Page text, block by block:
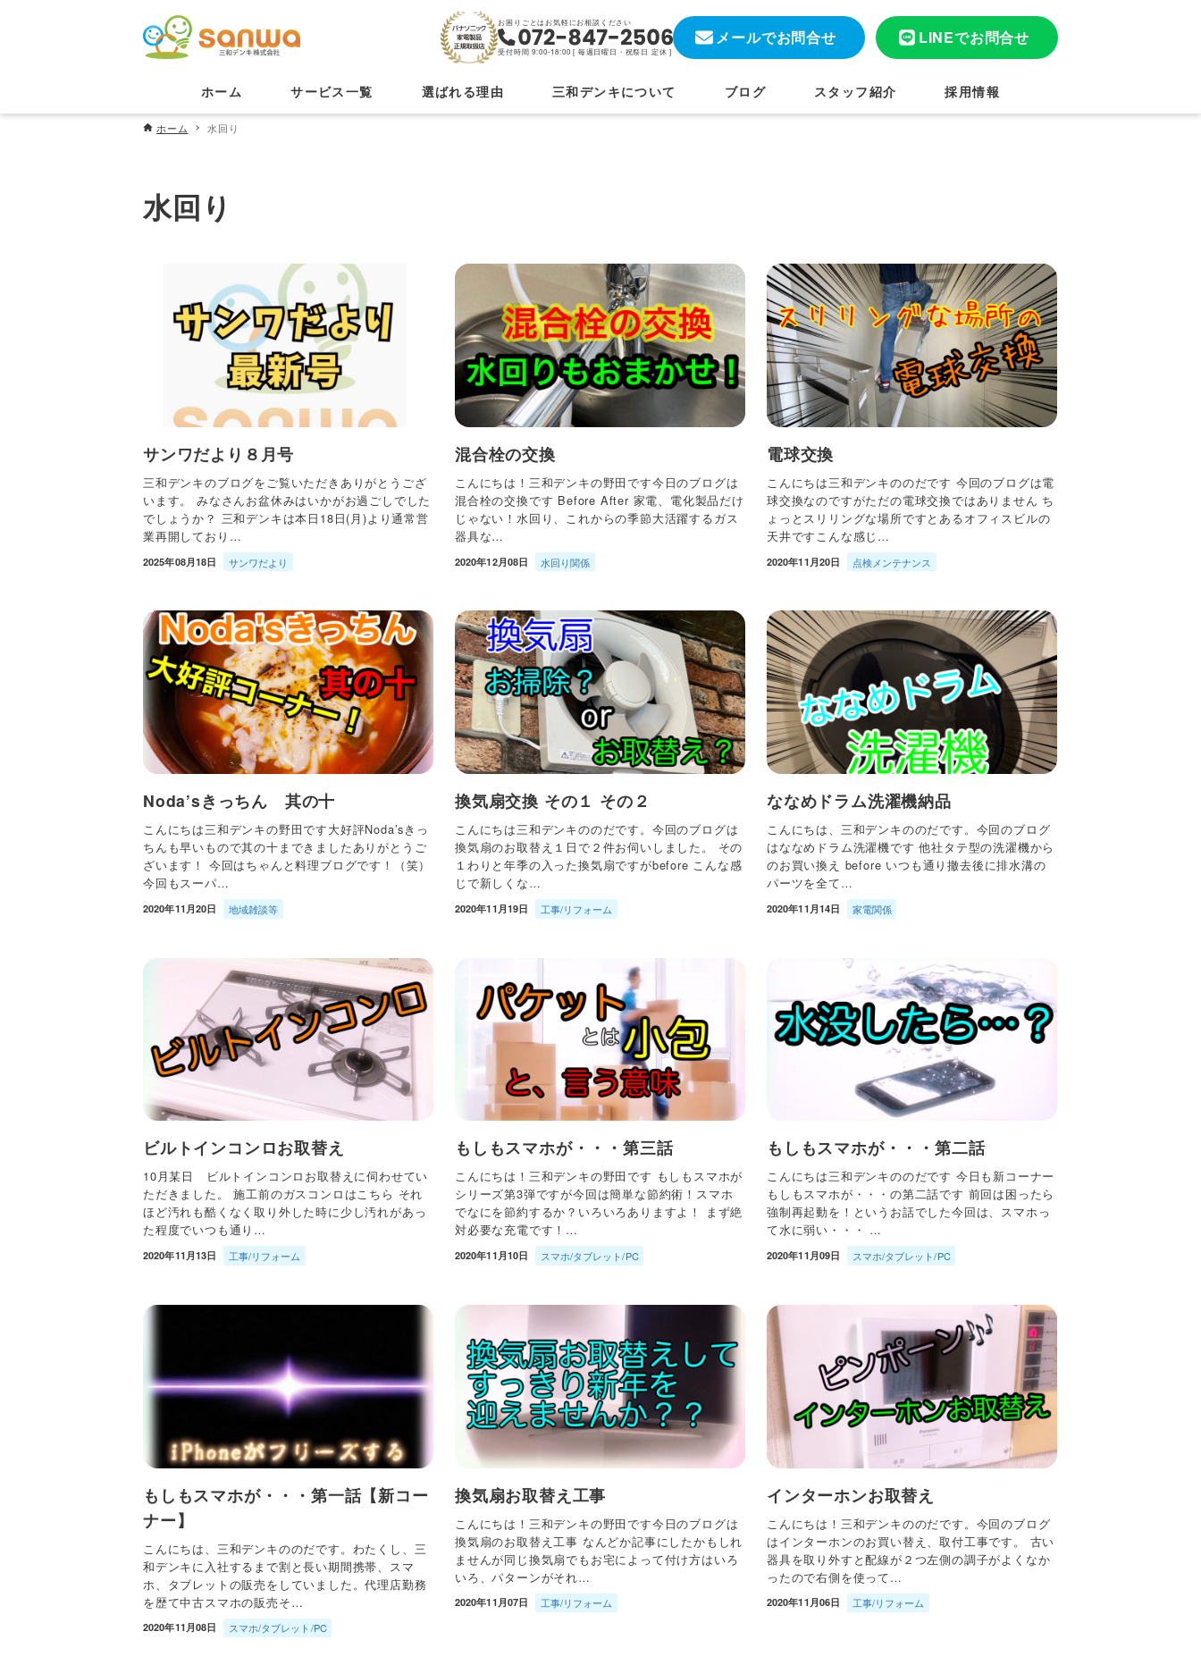
お困りごとはお気軽にお相談ください
受付時間 9:00-18:00 [ 毎週日曜日・祝祭日 定休 ]
メールでお問合せ LINEでお問合せ
ホーム サービス一覧 選ばれる理由 三和デンキについて ブログ スタッフ紹介 採用情報
ホーム 水回り
水回り
サンワだより８月号
三和デンキのブログをご覧いただきありがとうござ
います。 みなさんお盆休みはいかがお過ごしでした
でしょうか？ 三和デンキは本日18日(月)より通常営
業再開しており…
2025年08月18日 サンワだより
混合栓の交換
こんにちは！三和デンキの野田です今日のブログは
混合栓の交換です Before After 家電、電化製品だけ
じゃない！水回り、これからの季節大活躍するガス
器具な…
2020年12月08日 水回り関係
電球交換
こんにちは三和デンキののだです 今回のブログは電
球交換なのですがただの電球交換ではありません ち
ょっとスリリングな場所ですとあるオフィスビルの
天井ですこんな感じ…
2020年11月20日 点検メンテナンス
Noda’sきっちん 其の十
こんにちは三和デンキの野田です大好評Noda’sきっ
ちんも早いもので其の十まできましたありがとうご
ざいます！ 今回はちゃんと料理ブログです！（笑）
今回もスーパ…
2020年11月20日 地域雑談等
換気扇交換 その１ その２
こんにちは三和デンキののだです。今回のブログは
換気扇のお取替え１日で２件お伺いしました。 その
１わりと年季の入った換気扇ですがbefore こんな感
じで新しくな…
2020年11月19日 工事/リフォーム
ななめドラム洗濯機納品
こんにちは、三和デンキののだです。今回のブログ
はななめドラム洗濯機です 他社タテ型の洗濯機から
のお買い換え before いつも通り撤去後に排水溝の
パーツを全て…
2020年11月14日 家電関係
ビルトインコンロお取替え
10月某日 ビルトインコンロお取替えに伺わせてい
ただきました。 施工前のガスコンロはこちら それ
ほど汚れも酷くなく取り外した時に少し汚れがあっ
た程度でいつも通り…
2020年11月13日 工事/リフォーム
もしもスマホが・・・第三話
こんにちは！三和デンキの野田です もしもスマホが
シリーズ第3弾ですが今回は簡単な節約術！スマホ
でなにを節約するか？いろいろありますよ！ まず絶
対必要な充電です！…
2020年11月10日 スマホ/タブレット/PC
もしもスマホが・・・第二話
こんにちは三和デンキののだです 今日も新コーナー
もしもスマホが・・・の第二話です 前回は困ったら
強制再起動を！というお話でした今回は、スマホっ
て水に弱い・・・ …
2020年11月09日 スマホ/タブレット/PC
もしもスマホが・・・第一話【新コー
ナー】
こんにちは、三和デンキののだです。わたくし、三
和デンキに入社するまで割と長い期間携帯、スマ
ホ、タブレットの販売をしていました。代理店勤務
を歴て中古スマホの販売そ…
2020年11月08日 スマホ/タブレット/PC
換気扇お取替え工事
こんにちは！三和デンキの野田です今日のブログは
換気扇のお取替え工事 なんどか記事にしたかもしれ
ませんが同じ換気扇でもお宅によって付け方はいろ
いろ、パターンがそれ…
2020年11月07日 工事/リフォーム
インターホンお取替え
こんにちは！三和デンキののだです。今回のブログ
はインターホンのお買い替え、取付工事です。 古い
器具を取り外すと配線が２つ左側の調子がよくなか
ったので右側を使って…
2020年11月06日 工事/リフォーム